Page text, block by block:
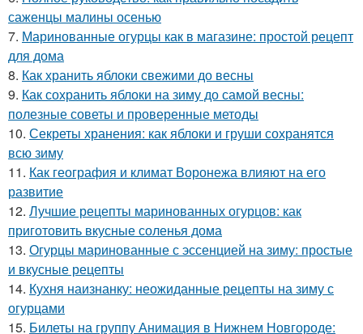
саженцы малины осенью
7. Маринованные огурцы как в магазине: простой рецепт
для дома
8. Как хранить яблоки свежими до весны
9. Как сохранить яблоки на зиму до самой весны:
полезные советы и проверенные методы
10. Секреты хранения: как яблоки и груши сохранятся
всю зиму
11. Как география и климат Воронежа влияют на его
развитие
12. Лучшие рецепты маринованных огурцов: как
приготовить вкусные соленья дома
13. Огурцы маринованные с эссенцией на зиму: простые
и вкусные рецепты
14. Кухня наизнанку: неожиданные рецепты на зиму с
огурцами
15. Билеты на группу Анимация в Нижнем Новгороде: